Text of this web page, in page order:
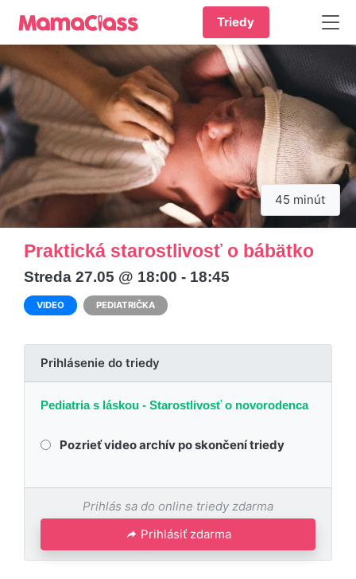
Triedy
45 minút
Praktická starostlivosť o bábätko
Streda 27.05 @ 18:00 - 18:45
VIDEO PEDIATRIČKA
Prihlásenie do triedy
Pediatria s láskou - Starostlivosť o novorodenca
Pozrieť video archív po skončení triedy
Prihlás sa do online triedy zdarma
Prihlásiť zdarma